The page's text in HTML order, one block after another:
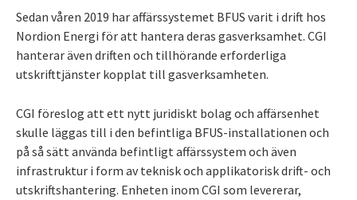
Sedan våren 2019 har affärssystemet BFUS varit i drift hos
Nordion Energi för att hantera deras gasverksamhet. CGI
hanterar även driften och tillhörande erforderliga
utskrifttjänster kopplat till gasverksamheten.
CGI föreslog att ett nytt juridiskt bolag och affärsenhet
skulle läggas till i den befintliga BFUS-installationen och
på så sätt använda befintligt affärssystem och även
infrastruktur i form av teknisk och applikatorisk drift- och
utskriftshantering. Enheten inom CGI som levererar,